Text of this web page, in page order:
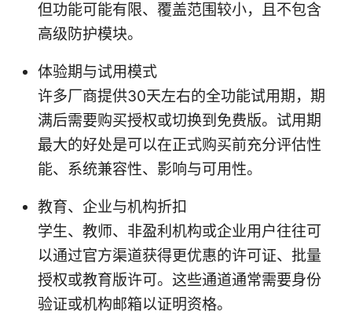
但功能可能有限、覆盖范围较小，且不包含
高级防护模块。
体验期与试用模式
许多厂商提供30天左右的全功能试用期，期
满后需要购买授权或切换到免费版。试用期
最大的好处是可以在正式购买前充分评估性
能、系统兼容性、影响与可用性。
教育、企业与机构折扣
学生、教师、非盈利机构或企业用户往往可
以通过官方渠道获得更优惠的许可证、批量
授权或教育版许可。这些通道通常需要身份
验证或机构邮箱以证明资格。